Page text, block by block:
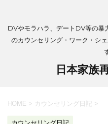
DVやモラハラ、デートDV等の暴
のカウンセリング・ワーク・シ
日本家族
HOME > カウンセリング日記 >